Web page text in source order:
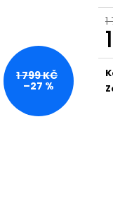
1
1 799 KČ
–27 %